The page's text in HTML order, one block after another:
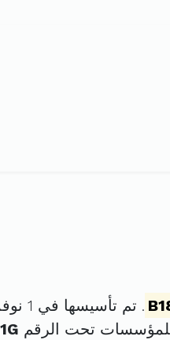
. تم تأسيسها في 1 نوفمبر 2000 برأس مال قدره
تحت الرقم